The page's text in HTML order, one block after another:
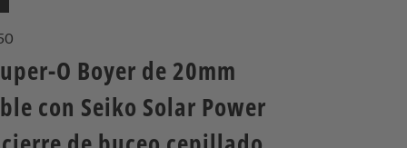
O Boyer de 20mm
con Seiko Solar Power